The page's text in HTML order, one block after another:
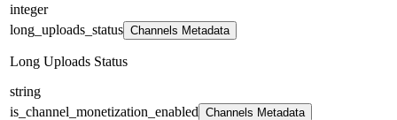
integer
long_uploads_status Channels Metadata
Long Uploads Status
string
is_channel_monetization_enabled Channels Metadata